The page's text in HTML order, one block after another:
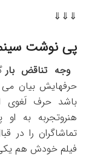
⇓⇓⇓
پی نوشت
وجه تناقض بار
حرفهایش بیان می
باشد حرف لَغوی
هنروتجربه به
تماشاگران را در
فیلم خودش هم